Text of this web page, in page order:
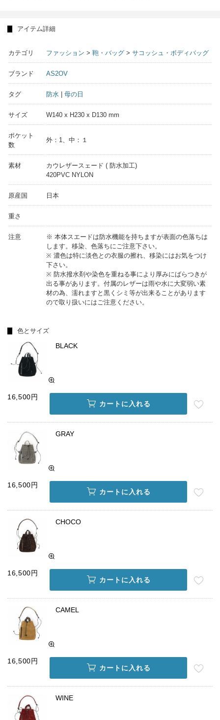
アイテム詳細
カテゴリ ファッション > 鞄・バッグ > サコッシュ・ボディバッグ
ブランド AS2OV
タグ 防水 母の日
サイズ W140 x H230 x D130 mm
ポケット
数
外：1、中：１
素材
カウレザースェード ( 防水加工)
420PVC NYLON
原産国 日本
重さ
注意
※ 本体スエードは防水機能を持ちますが表面の色落ちは
します。移染、色落ちにご注意下さい。
※ 濃色は特に淡色との衣服の擦れ、移染にはお気をつけ
下さい。
※ 防水撥水剤や染色を重ねる事により厚みにばらつきが
出る事があります。付属のレザーは雨や水に大変弱い素
材の為、濡れますと黒くシミ等が出来ることがあります
ので取り扱いにはご注意ください。
色とサイズ
BLACK
16,500円
カートに入れる
GRAY
16,500円
カートに入れる
CHOCO
16,500円
カートに入れる
CAMEL
16,500円
カートに入れる
WINE